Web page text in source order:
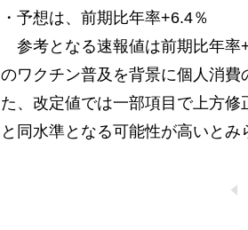
・予想は、前期比年率+6.4％
参考となる速報値は前期比年率
のワクチン普及を背景に個人消
た、改定値では一部項目で上方
と同水準となる可能性が高いとみ